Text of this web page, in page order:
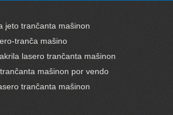
jeto tranĉanta maŝinon
tranĉa maŝino
lasero tranĉanta maŝinon
maŝinon por vendo
tranĉanta maŝinon